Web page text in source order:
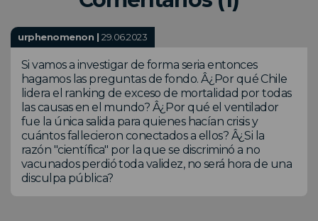
urphenomenon |29.06.2023
Si vamos a investigar de forma seria entonces
hagamos las preguntas de fondo. Â¿Por qué Chile
lidera el ranking de exceso de mortalidad por todas
las causas en el mundo? Â¿Por qué el ventilador
fue la única salida para quienes hacían crisis y
cuántos fallecieron conectados a ellos? Â¿Si la
razón "científica" por la que se discriminó a no
vacunados perdió toda validez, no será hora de una
disculpa pública?